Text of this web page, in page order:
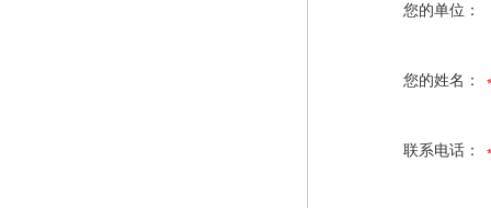
您的单位：
您的姓名：
联系电话：